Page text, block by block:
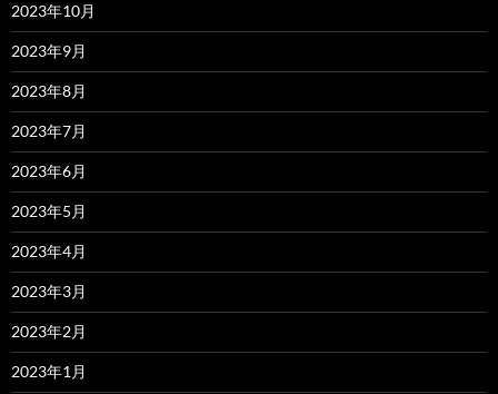
2023年10月
2023年9月
2023年8月
2023年7月
2023年6月
2023年5月
2023年4月
2023年3月
2023年2月
2023年1月